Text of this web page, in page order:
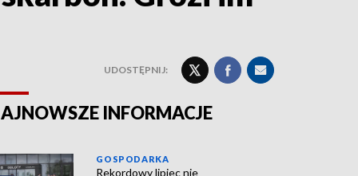
UDOSTĘPNIJ:
INFORMACJE
GOSPODARKA
Rekordowy lipiec nie